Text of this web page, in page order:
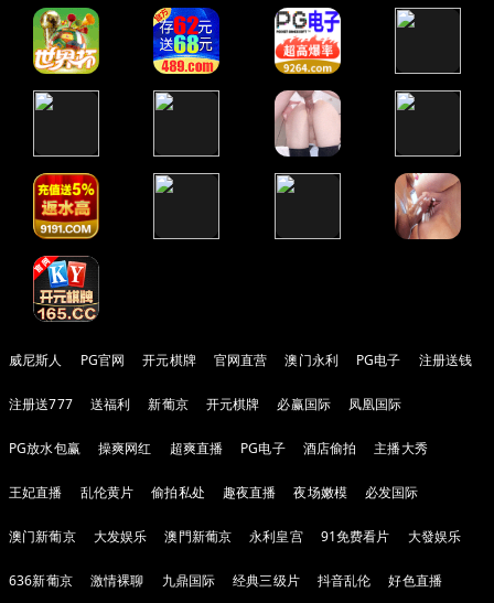
威尼斯人 PG官网 开元棋牌 官网直营 澳门永利 PG电子 注册送钱
注册送777 送福利 新葡京 开元棋牌 必赢国际 凤凰国际
PG放水包赢 操爽网红 超爽直播 PG电子 酒店偷拍 主播大秀
王妃直播 乱伦黄片 偷拍私处 趣夜直播 夜场嫩模 必发国际
澳门新葡京 大发娱乐 澳門新葡京 永利皇宫 91免费看片 大發娱乐
636新葡京 激情裸聊 九鼎国际 经典三级片 抖音乱伦 好色直播